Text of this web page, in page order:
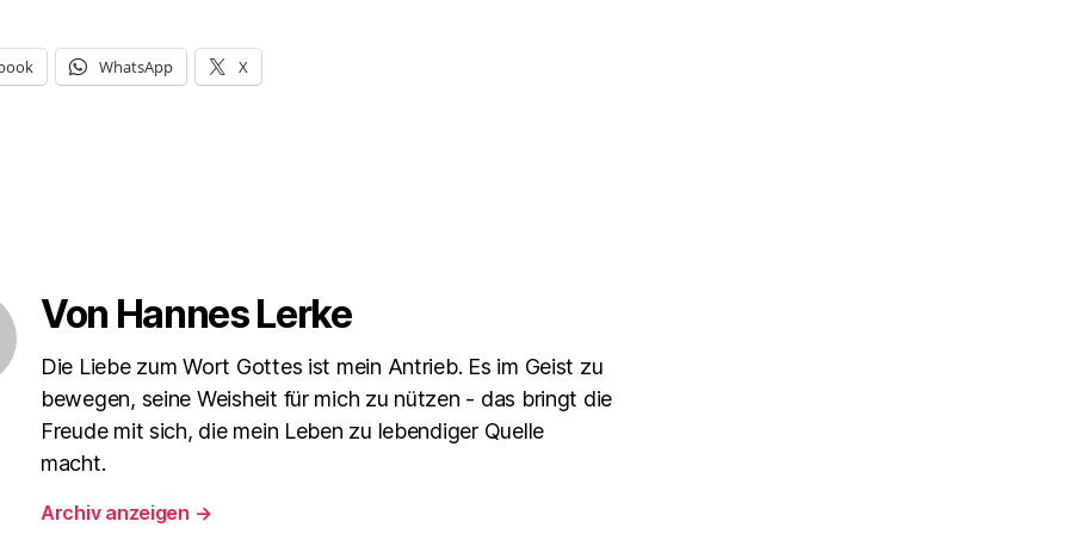
WhatsApp X
Von Hannes Lerke
Die Liebe zum Wort Gottes ist mein Antrieb. Es im Geist zu
bewegen, seine Weisheit für mich zu nützen - das bringt die
Freude mit sich, die mein Leben zu lebendiger Quelle
macht.
Archiv anzeigen →